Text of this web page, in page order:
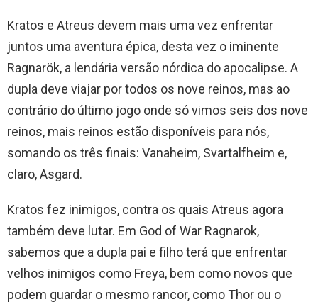
Kratos e Atreus devem mais uma vez enfrentar
juntos uma aventura épica, desta vez o iminente
Ragnarök, a lendária versão nórdica do apocalipse. A
dupla deve viajar por todos os nove reinos, mas ao
contrário do último jogo onde só vimos seis dos nove
reinos, mais reinos estão disponíveis para nós,
somando os três finais: Vanaheim, Svartalfheim e,
claro, Asgard.
Kratos fez inimigos, contra os quais Atreus agora
também deve lutar. Em God of War Ragnarok,
sabemos que a dupla pai e filho terá que enfrentar
velhos inimigos como Freya, bem como novos que
podem guardar o mesmo rancor, como Thor ou o